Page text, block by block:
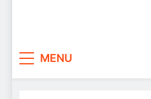
MENU